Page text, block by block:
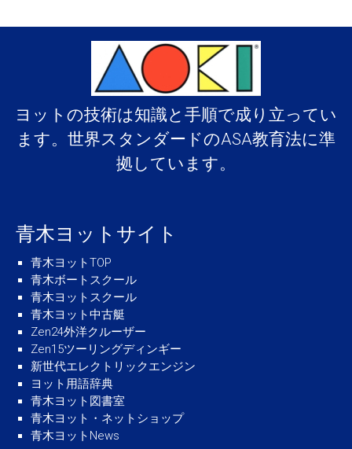
ヨットの技術は知識と手順で成り立ってい
ます。世界スタンダードのASA教育法に準
拠しています。
青木ヨットサイト
青木ヨットTOP
青木ボートスクール
青木ヨットスクール
青木ヨット中古艇
Zen24外洋クルーザー
Zen15ツーリングディンギー
新世代エレクトリックエンジン
ヨット用語辞典
青木ヨット図書室
青木ヨット・ネットショップ
青木ヨットNews